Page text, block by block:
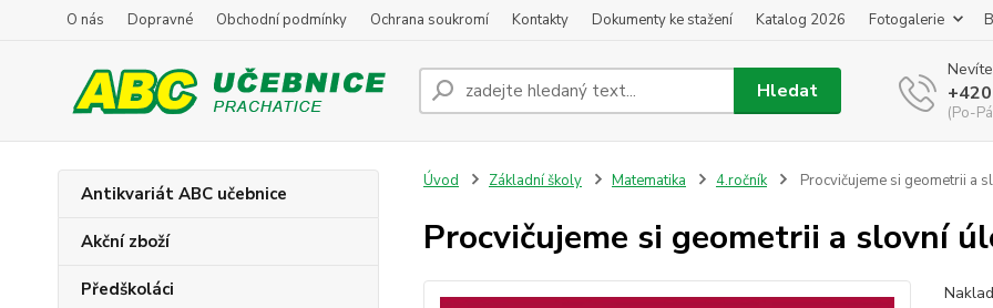
O nás Dopravné Obchodní podmínky Ochrana soukromí Kontakty Dokumenty ke stažení Katalog 2026 Fotogalerie
Hledat
(Po-
Antikvariát ABC učebnice
Akční zboží
Předškoláci
Úvod Základní školy Matematika 4.ročník Procvičujeme si geometrii a
Procvičujeme si geometrii a slovní